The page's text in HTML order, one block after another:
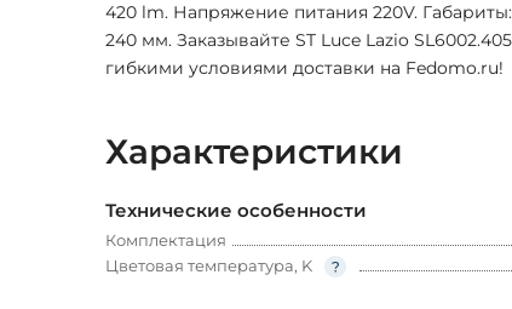
420 lm. Напряжение питания 220V.
240 мм. Заказывайте ST Luce Lazio
гибкими условиями доставки на Fedomo.ru!
Характеристики
Технические особенности
Комплектация
Цветовая температура, K